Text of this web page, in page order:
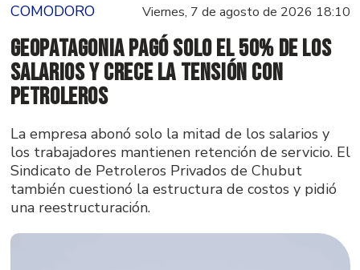
COMODORO Viernes, 7 de agosto de 2026 18:10
GeoPatagonia pagó solo el 50% de los
salarios y crece la tensión con
Petroleros
La empresa abonó solo la mitad de los salarios y
los trabajadores mantienen retención de servicio. El
Sindicato de Petroleros Privados de Chubut
también cuestionó la estructura de costos y pidió
una reestructuración.